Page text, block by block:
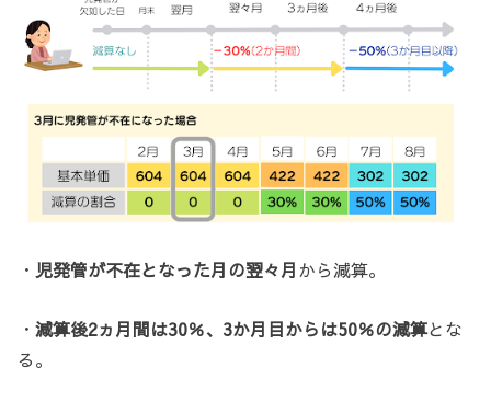
・ 児発管が不在となった月の翌々月 から減算。
・ 減算後2ヵ月間は30％、3か月目からは50％の減算とな
る。